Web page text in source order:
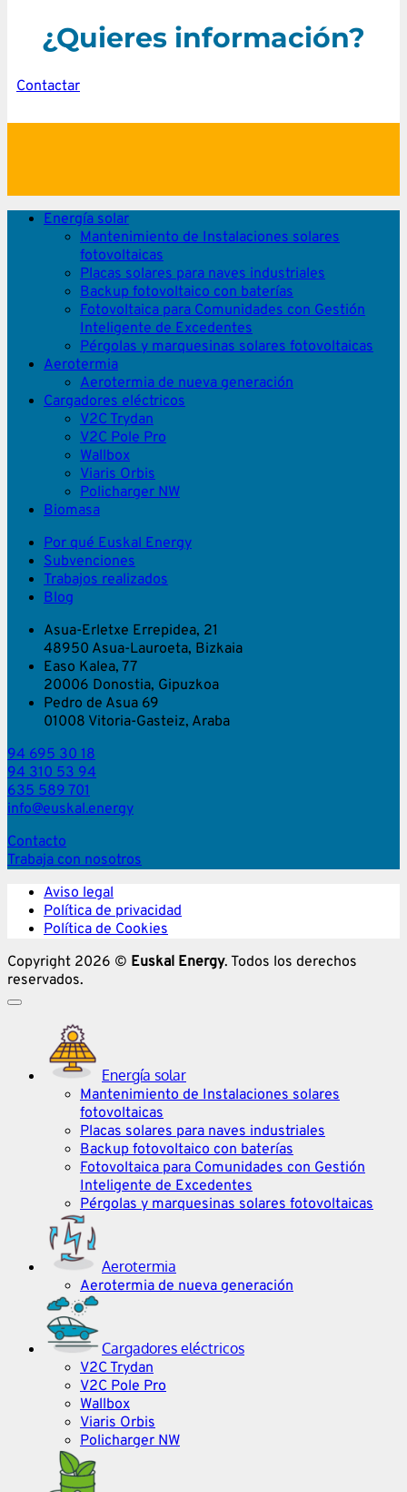
¿Quieres información?
Contactar
Energía solar
Mantenimiento de Instalaciones solares
fotovoltaicas
Placas solares para naves industriales
Backup fotovoltaico con baterías
Fotovoltaica para Comunidades con Gestión
Inteligente de Excedentes
Pérgolas y marquesinas solares fotovoltaicas
Aerotermia
Aerotermia de nueva generación
Cargadores eléctricos
V2C Trydan
V2C Pole Pro
Wallbox
Viaris Orbis
Policharger NW
Biomasa
Por qué Euskal Energy
Subvenciones
Trabajos realizados
Blog
Asua-Erletxe Errepidea, 21
48950 Asua-Lauroeta, Bizkaia
Easo Kalea, 77
20006 Donostia, Gipuzkoa
Pedro de Asua 69
01008 Vitoria-Gasteiz, Araba
94 695 30 18
94 310 53 94
635 589 701
info@euskal.energy
Contacto
Trabaja con nosotros
Aviso legal
Política de privacidad
Política de Cookies
Copyright 2026 © Euskal Energy. Todos los derechos
reservados.
Energía solar
Mantenimiento de Instalaciones solares
fotovoltaicas
Placas solares para naves industriales
Backup fotovoltaico con baterías
Fotovoltaica para Comunidades con Gestión
Inteligente de Excedentes
Pérgolas y marquesinas solares fotovoltaicas
Aerotermia
Aerotermia de nueva generación
Cargadores eléctricos
V2C Trydan
V2C Pole Pro
Wallbox
Viaris Orbis
Policharger NW